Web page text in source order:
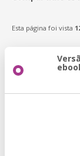
Esta página foi vista